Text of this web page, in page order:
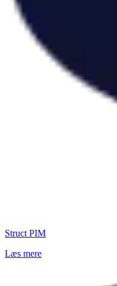
Struct PIM
Læs mere